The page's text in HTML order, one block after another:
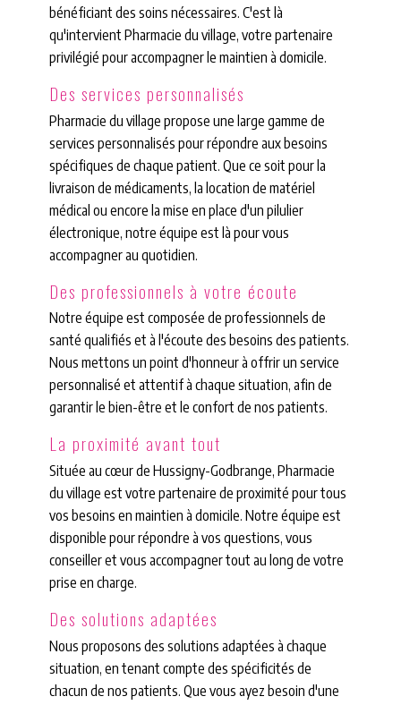
bénéficiant des soins nécessaires. C'est là
qu'intervient Pharmacie du village, votre partenaire
privilégié pour accompagner le maintien à domicile.
Des services personnalisés
Pharmacie du village propose une large gamme de
services personnalisés pour répondre aux besoins
spécifiques de chaque patient. Que ce soit pour la
livraison de médicaments, la location de matériel
médical ou encore la mise en place d'un pilulier
électronique, notre équipe est là pour vous
accompagner au quotidien.
Des professionnels à votre écoute
Notre équipe est composée de professionnels de
santé qualifiés et à l'écoute des besoins des patients.
Nous mettons un point d'honneur à offrir un service
personnalisé et attentif à chaque situation, afin de
garantir le bien-être et le confort de nos patients.
La proximité avant tout
Située au cœur de Hussigny-Godbrange, Pharmacie
du village est votre partenaire de proximité pour tous
vos besoins en maintien à domicile. Notre équipe est
disponible pour répondre à vos questions, vous
conseiller et vous accompagner tout au long de votre
prise en charge.
Des solutions adaptées
Nous proposons des solutions adaptées à chaque
situation, en tenant compte des spécificités de
chacun de nos patients. Que vous ayez besoin d'une